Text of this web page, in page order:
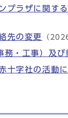
プラザに関す
先の変更
（
務・工事）及
十字社の活動